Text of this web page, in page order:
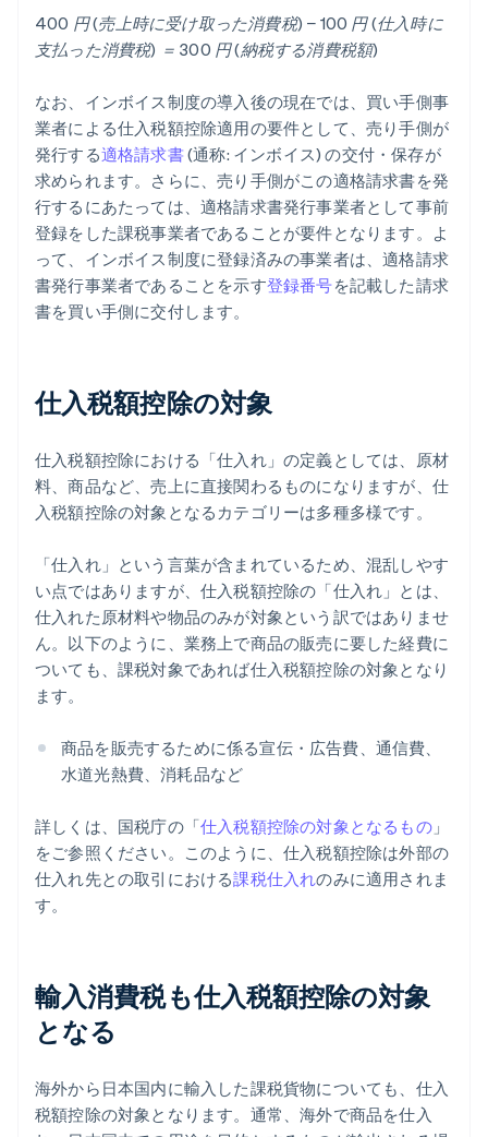
400 円 (売上時に受け取った消費税) − 100 円 (仕入時に
支払った消費税) ＝ 300 円 (納税する消費税額)
なお、インボイス制度の導入後の現在では、買い手側事
業者による仕入税額控除適用の要件として、売り手側が
発行する適格請求書(通称: インボイス) の交付・保存が
求められます。さらに、売り手側がこの適格請求書を発
行するにあたっては、適格請求書発行事業者として事前
登録をした課税事業者であることが要件となります。よ
って、インボイス制度に登録済みの事業者は、適格請求
書発行事業者であることを示す登録番号を記載した請求
書を買い手側に交付します。
仕入税額控除の対象
仕入税額控除における「仕入れ」の定義としては、原材
料、商品など、売上に直接関わるものになりますが、仕
入税額控除の対象となるカテゴリーは多種多様です。
「仕入れ」という言葉が含まれているため、混乱しやす
い点ではありますが、仕入税額控除の「仕入れ」とは、
仕入れた原材料や物品のみが対象という訳ではありませ
ん。以下のように、業務上で商品の販売に要した経費に
ついても、課税対象であれば仕入税額控除の対象となり
ます。
商品を販売するために係る宣伝・広告費、通信費、
水道光熱費、消耗品など
詳しくは、国税庁の「仕入税額控除の対象となるもの」
をご参照ください。このように、仕入税額控除は外部の
仕入れ先との取引における課税仕入れのみに適用されま
す。
輸入消費税も仕入税額控除の対象
となる
海外から日本国内に輸入した課税貨物についても、仕入
税額控除の対象となります。通常、海外で商品を仕入